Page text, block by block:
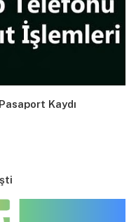
Kaydı